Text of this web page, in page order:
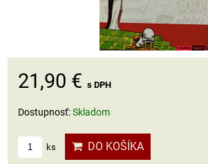
21,90 € s DPH
Dostupnosť:Skladom
ks DO KOŠÍKA